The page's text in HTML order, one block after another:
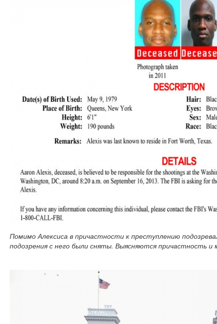
Помимо Алексиса в причастности к преступлению
подозрения с него были сняты. Выясняются причастность